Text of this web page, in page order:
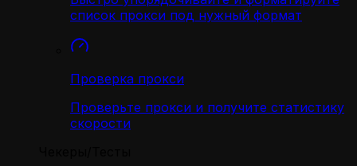
список прокси под нужный формат
Проверка прокси
Проверьте прокси и получите статистику
скорости